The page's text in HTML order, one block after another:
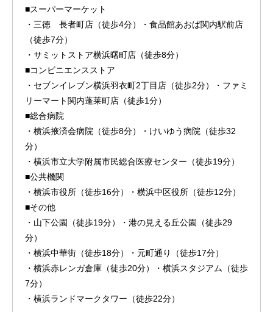
■スーパーマーケット
・三徳 長者町店（徒歩4分）・食品館あおば関内駅前店
（徒歩7分）
・サミットストア横浜曙町店（徒歩8分）
■コンビニエンスストア
・セブンイレブン横浜羽衣町2丁目店（徒歩2分）・ファミ
リーマート関内蓬莱町店（徒歩1分）
■総合病院
・横浜掖済会病院（徒歩8分）・けいゆう病院（徒歩32
分）
・横浜市立大学附属市民総合医療センター（徒歩19分）
■公共機関
・横浜市役所（徒歩16分）・横浜中区役所（徒歩12分）
■その他
・山下公園（徒歩19分）・港の見える丘公園（徒歩29
分）
・横浜中華街（徒歩18分）・元町通り（徒歩17分）
・横浜赤レンガ倉庫（徒歩20分）・横浜スタジアム（徒歩
7分）
・横浜ランドマークタワー（徒歩22分）